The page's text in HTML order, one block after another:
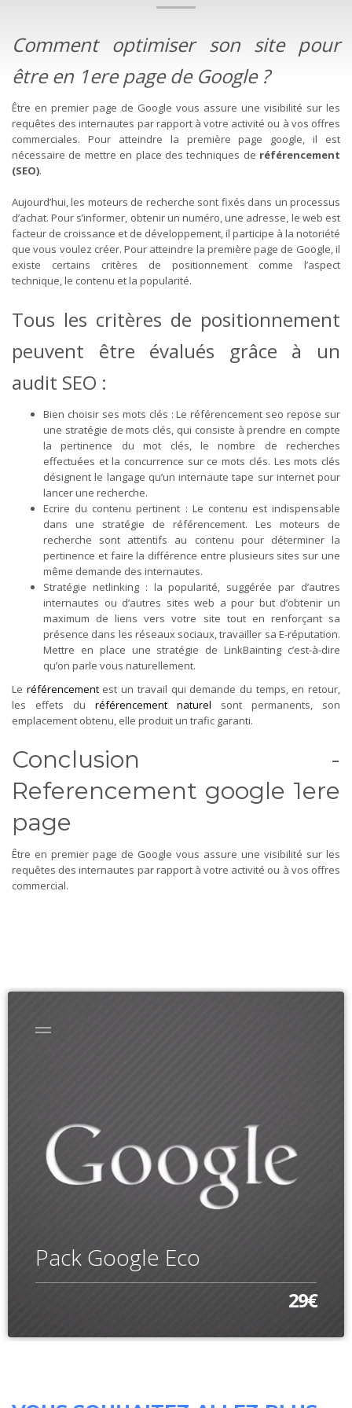
Comment optimiser son site pour
être en 1ere page de Google ?
Être en premier page de Google vous assure une visibilité sur les
requêtes des internautes par rapport à votre activité ou à vos offres
commerciales. Pour atteindre la première page google, il est
nécessaire de mettre en place des techniques de référencement
(SEO).
Aujourd’hui, les moteurs de recherche sont fixés dans un processus
d’achat. Pour s’informer, obtenir un numéro, une adresse, le web est
facteur de croissance et de développement, il participe à la notoriété
que vous voulez créer. Pour atteindre la première page de Google, il
existe certains critères de positionnement comme l’aspect
technique, le contenu et la popularité.
Tous les critères de positionnement
peuvent être évalués grâce à un
audit SEO :
Bien choisir ses mots clés : Le référencement seo repose sur
une stratégie de mots clés, qui consiste à prendre en compte
la pertinence du mot clés, le nombre de recherches
effectuées et la concurrence sur ce mots clés. Les mots clés
désignent le langage qu’un internaute tape sur internet pour
lancer une recherche.
Ecrire du contenu pertinent : Le contenu est indispensable
dans une stratégie de référencement. Les moteurs de
recherche sont attentifs au contenu pour déterminer la
pertinence et faire la différence entre plusieurs sites sur une
même demande des internautes.
Stratégie netlinking : la popularité, suggérée par d’autres
internautes ou d’autres sites web a pour but d’obtenir un
maximum de liens vers votre site tout en renforçant sa
présence dans les réseaux sociaux, travailler sa E-réputation.
Mettre en place une stratégie de LinkBainting c’est-à-dire
qu’on parle vous naturellement.
Le référencementest un travail qui demande du temps, en retour,
les effets du référencement naturel sont permanents, son
emplacement obtenu, elle produit un trafic garanti.
Conclusion -
Referencement google 1ere
page
Être en premier page de Google vous assure une visibilité sur les
requêtes des internautes par rapport à votre activité ou à vos offres
commercial.
Pack Google Eco
29€